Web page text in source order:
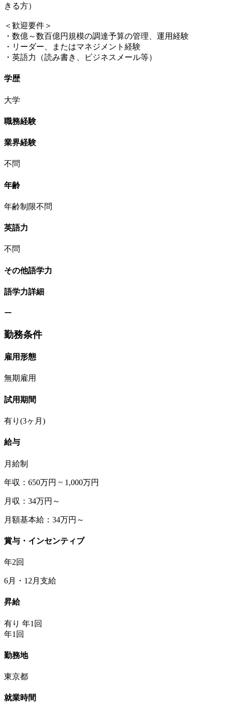
きる方）
＜歓迎要件＞
・数億～数百億円規模の調達予算の管理、運用経験
・リーダー、またはマネジメント経験
・英語力（読み書き、ビジネスメール等）
学歴
大学
職務経験
業界経験
不問
年齢
年齢制限不問
英語力
不問
その他語学力
語学力詳細
ー
勤務条件
雇用形態
無期雇用
試用期間
有り(3ヶ月)
給与
月給制
年収：650万円 ~ 1,000万円
月収：34万円～
月額基本給：34万円～
賞与・インセンティブ
年2回
6月・12月支給
昇給
有り 年1回
年1回
勤務地
東京都
就業時間